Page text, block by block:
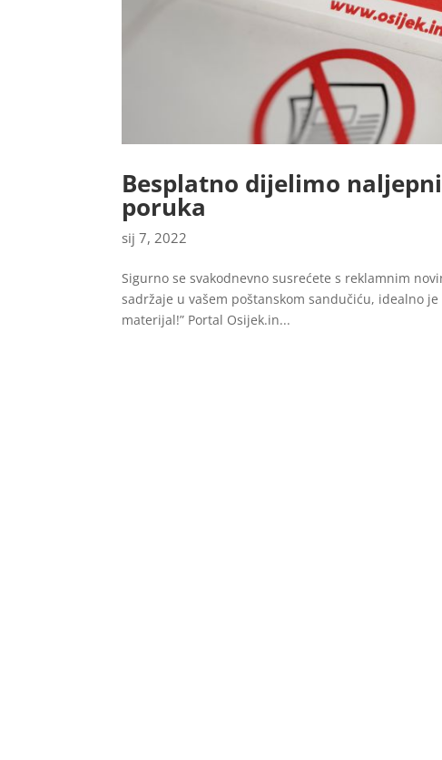
Besplatno dijelimo
poruka
sij 7, 2022
Sigurno se svakodnevno susrećete s reklamnim
sadržaje u vašem poštanskom sandučiću, idealno
materijal!” Portal Osijek.in...